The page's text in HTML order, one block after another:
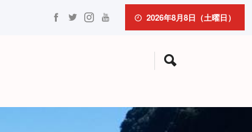
2026年8月8日（土曜日）